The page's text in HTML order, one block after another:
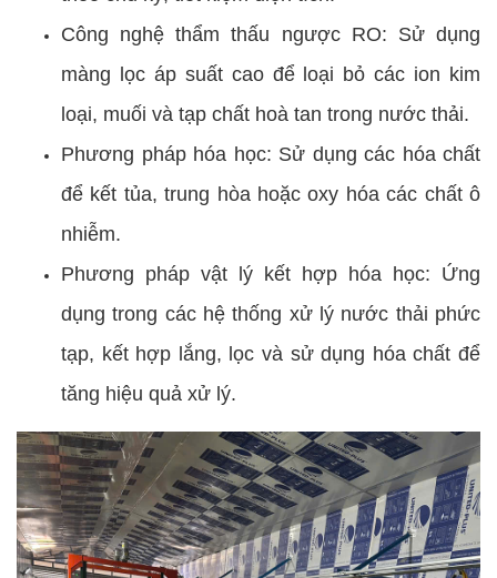
Công nghệ thẩm thấu ngược RO: Sử dụng
màng lọc áp suất cao để loại bỏ các ion kim
loại, muối và tạp chất hoà tan trong nước thải.
Phương pháp hóa học: Sử dụng các hóa chất
để kết tủa, trung hòa hoặc oxy hóa các chất ô
nhiễm.
Phương pháp vật lý kết hợp hóa học: Ứng
dụng trong các hệ thống xử lý nước thải phức
tạp, kết hợp lắng, lọc và sử dụng hóa chất để
tăng hiệu quả xử lý.